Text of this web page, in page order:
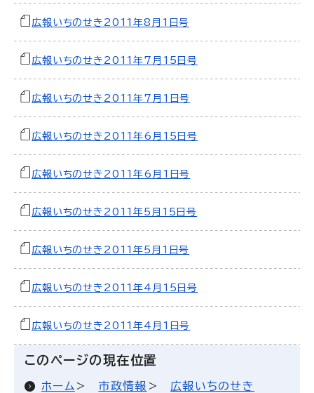
広報いちのせき2011年8月1日号
広報いちのせき2011年7月15日号
広報いちのせき2011年7月1日号
広報いちのせき2011年6月15日号
広報いちのせき2011年6月1日号
広報いちのせき2011年5月15日号
広報いちのせき2011年5月1日号
広報いちのせき2011年4月15日号
広報いちのせき2011年4月1日号
このページの現在位置
ホーム 市政情報
広報いちのせき